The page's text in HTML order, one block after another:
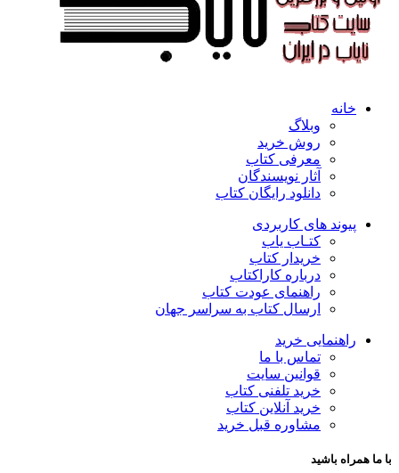
خانه
وبلاگ
روش خرید
معرفی کتاب
آثار نویسندگان
دانلود رایگان کتاب
پیوند های کاربردی
کتـاب یاب
خریدار کتاب
درباره کاراکتاب
راهنمای عودت کتاب
ارسال کتاب به سراسر جهان
راهنمایی خرید
تماس با ما
قوانین سایت
خرید تلفنی کتاب
خرید آنلاین کتاب
مشاوره قبل خرید
با ما همراه باشید